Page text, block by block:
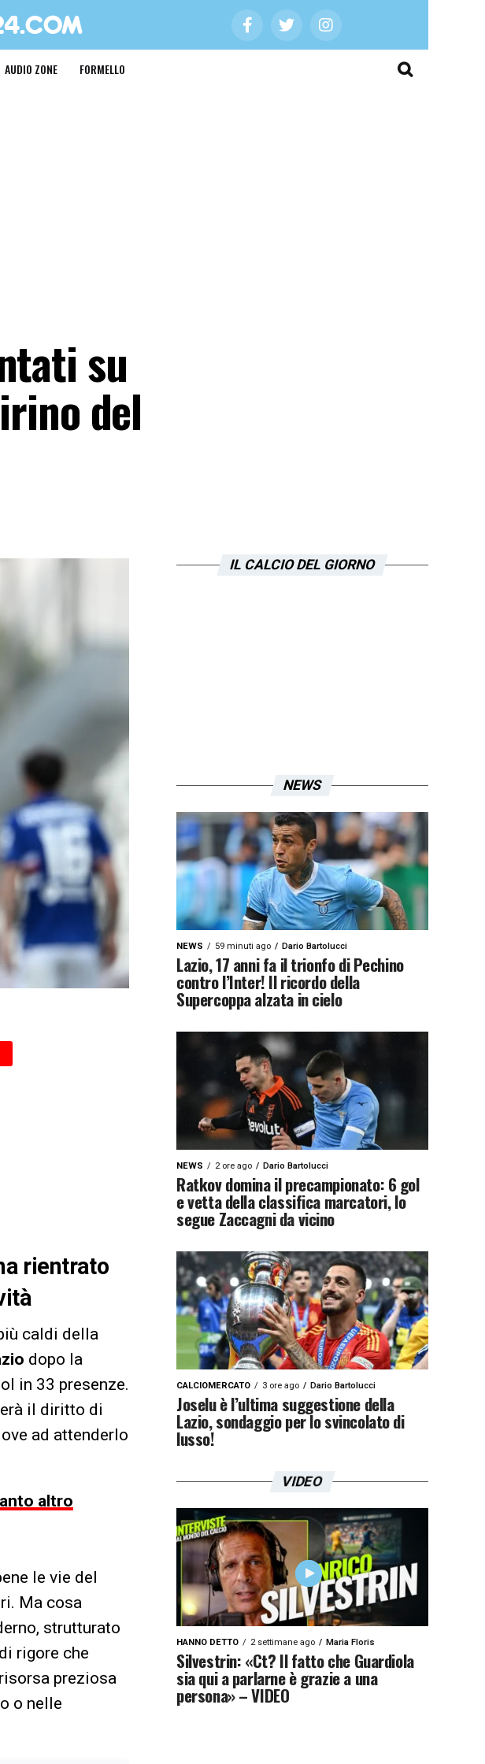
AUDIO ZONE FORMELLO
su
del
rientrato
caldi della
dopo la
in 33 presenze.
il diritto di
ad attenderlo
altro
le vie del
Ma cosa
strutturato
rigore che
preziosa
o nelle
IL CALCIO DEL GIORNO
NEWS
NEWS 59 minuti ago Dario Bartolucci
Lazio, 17 anni fa il trionfo di Pechino
contro l’Inter! Il ricordo della
Supercoppa alzata in cielo
NEWS 2 ore ago Dario Bartolucci
Ratkov domina il precampionato: 6 gol
e vetta della classifica marcatori, lo
segue Zaccagni da vicino
CALCIOMERCATO 3 ore ago Dario Bartolucci
Joselu è l’ultima suggestione della
Lazio, sondaggio per lo svincolato di
lusso!
VIDEO
HANNO DETTO 2 settimane ago Maria Floris
Silvestrin: «Ct? Il fatto che Guardiola
sia qui a parlarne è grazie a una
persona» – VIDEO